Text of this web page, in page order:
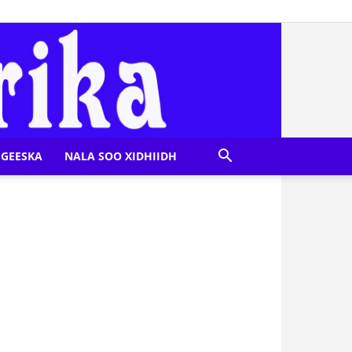
NALA SOO XIDHIIDH